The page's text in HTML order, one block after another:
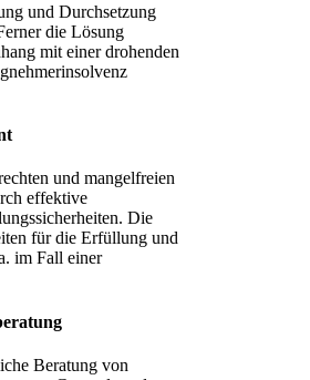
und Durchsetzung
die Lösung
mit einer drohenden
und mangelfreien
effektive
Die
für die Erfüllung und
im Fall einer
Beratung von